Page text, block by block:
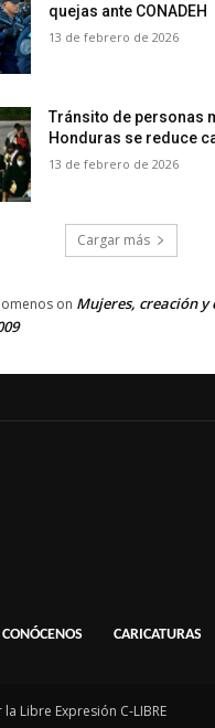
quejas ante CONADEH
13 de febrero de 2026
Tránsito de personas
Honduras se reduce
13 de febrero de 2026
Cargar más
on Mujeres, creación y
CONÓCENOS CARICATURAS
Libre Expresión C-LIBRE